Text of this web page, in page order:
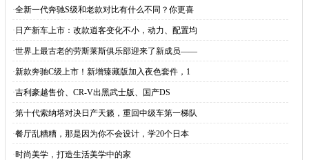
·全新一代奔驰S级和老款对比有什么不同？你更喜
· 日产新车上市：改款逍客变化不小，动力、配置均
·世界上最古老的劳斯莱斯俱乐部迎来了新成员——
·新款奔驰C级上市！新增臻藏版加入夜色套件，1
·吉利豪越售价、CR-V出黑武士版、国产DS
·第十代索纳塔对决日产天籁，重回中级车第一梯队
·餐厅乱糟糟，那是因为你不会设计，学20个日本
·时尚美学，打造生活美学中的家